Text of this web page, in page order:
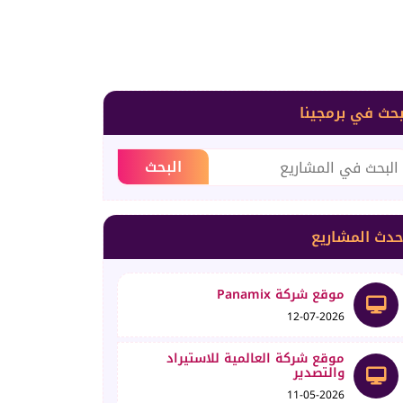
في برمجينا
المشاريع
موقع شركة Panamix
12-07-2026
موقع شركة العالمية للاستيراد
والتصدير
11-05-2026